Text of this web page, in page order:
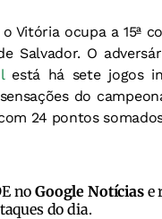
Vitória ocupa a 15ª
Salvador. O
está há sete jogos
do
24 pontos
noGoogle Notíciase
do dia.